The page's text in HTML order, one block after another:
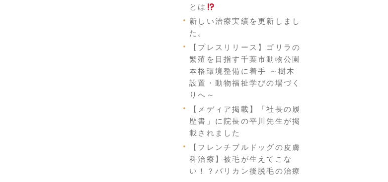
とは
新しい治療実績を更新しまし
た。
【プレスリリース】ゴリラの
繁殖を目指す千葉市動物公園
本格環境整備に着手 ～樹木
設置・動物福祉学びの場づく
りへ～
【メディア掲載】「社長の履
歴書」に院長の平川先生が掲
載されました
【フレンチブルドッグの皮膚
科治療】被毛が生えてこな
い！？バリカン後脱毛の治療